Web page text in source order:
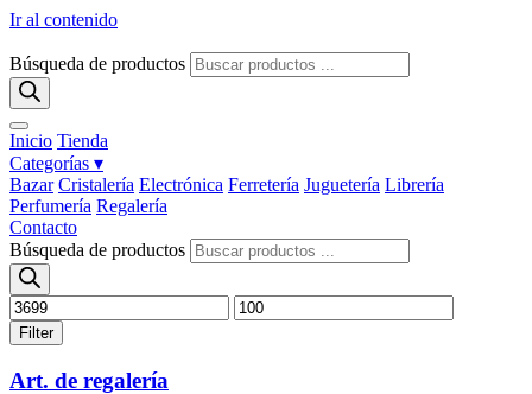
Ir al contenido
Búsqueda de productos
Inicio Tienda
Categorías ▾
Bazar Cristalería Electrónica Ferretería Juguetería Librería
Perfumería Regalería
Contacto
Búsqueda de productos
Filter
Art. de regalería